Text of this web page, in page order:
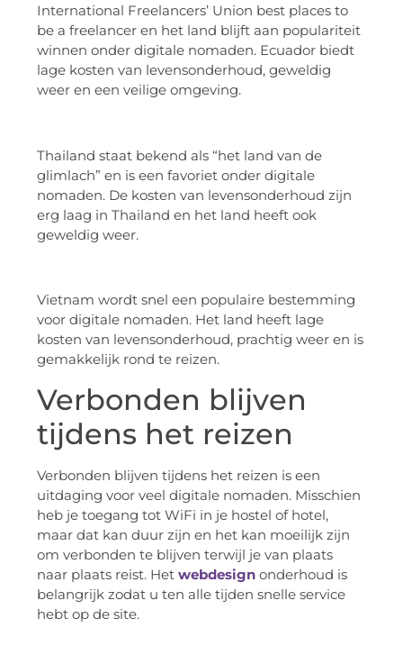
International Freelancers’ Union best places to
be a freelancer en het land blijft aan populariteit
winnen onder digitale nomaden. Ecuador biedt
lage kosten van levensonderhoud, geweldig
weer en een veilige omgeving.
Thailand staat bekend als “het land van de
glimlach” en is een favoriet onder digitale
nomaden. De kosten van levensonderhoud zijn
erg laag in Thailand en het land heeft ook
geweldig weer.
Vietnam wordt snel een populaire bestemming
voor digitale nomaden. Het land heeft lage
kosten van levensonderhoud, prachtig weer en is
gemakkelijk rond te reizen.
Verbonden blijven
tijdens het reizen
Verbonden blijven tijdens het reizen is een
uitdaging voor veel digitale nomaden. Misschien
heb je toegang tot WiFi in je hostel of hotel,
maar dat kan duur zijn en het kan moeilijk zijn
om verbonden te blijven terwijl je van plaats
naar plaats reist. Het webdesign onderhoud is
belangrijk zodat u ten alle tijden snelle service
hebt op de site.